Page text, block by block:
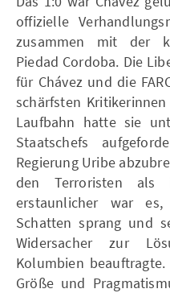
offizielle
zusammen mit der
Piedad Cordoba. Die
für Chávez und die
schärfsten
Laufbahn hatte sie
Staatschefs
Regierung Uribe
den Terroristen als
erstaunlicher war
Schatten sprang und
Widersacher zur
Kolumbien
Größe und